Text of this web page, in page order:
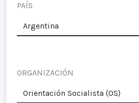
PAÍS
ORGANIZACIÓN